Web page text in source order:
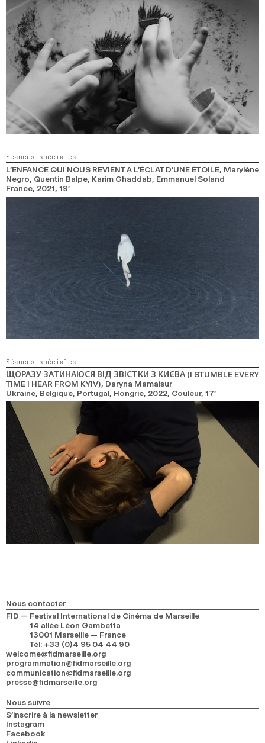
Séances spéciales
L’ENFANCE QUI NOUS REVIENT A L’ÉCLAT D’UNE ÉTOILE, Marylène
Negro, Quentin Balpe, Karim Ghaddab, Emmanuel Soland
France, 2021, 19’
Séances spéciales
ЩОРАЗУ ЗАТИНАЮСЯ ВІД ЗВІСТКИ З КИЄВА (I STUMBLE EVERY
TIME I HEAR FROM KYIV), Daryna Mamaisur
Ukraine, Belgique, Portugal, Hongrie, 2022, Couleur, 17’
Nous contacter
FID — Festival International de Cinéma de Marseille
14 allée Léon Gambetta
13001 Marseille — France
Tél: +33 (0)4 95 04 44 90
welcome@fidmarseille.org
programmation@fidmarseille.org
communication@fidmarseille.org
presse@fidmarseille.org
Nous suivre
S’inscrire à la newsletter
Instagram
Facebook